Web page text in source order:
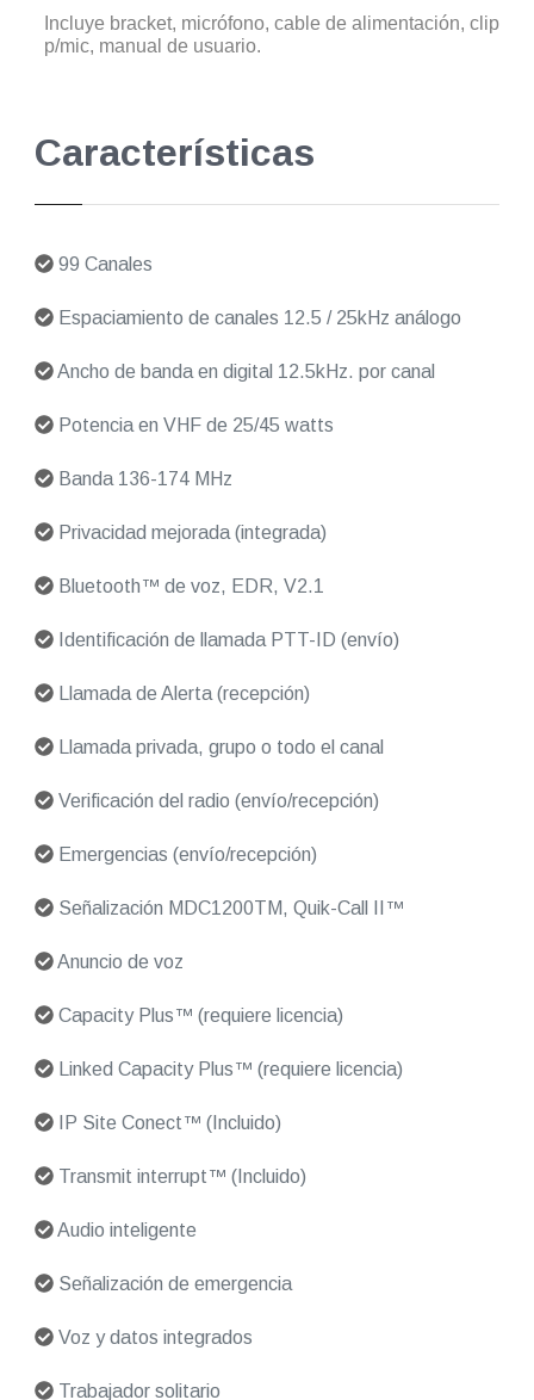
Incluye bracket, micrófono, cable de alimentación, clip
p/mic, manual de usuario.
Características
99 Canales
Espaciamiento de canales 12.5 / 25kHz análogo
Ancho de banda en digital 12.5kHz. por canal
Potencia en VHF de 25/45 watts
Banda 136-174 MHz
Privacidad mejorada (integrada)
Bluetooth™ de voz, EDR, V2.1
Identificación de llamada PTT-ID (envío)
Llamada de Alerta (recepción)
Llamada privada, grupo o todo el canal
Verificación del radio (envío/recepción)
Emergencias (envío/recepción)
Señalización MDC1200TM, Quik-Call II™
Anuncio de voz
Capacity Plus™ (requiere licencia)
Linked Capacity Plus™ (requiere licencia)
IP Site Conect™ (Incluido)
Transmit interrupt™ (Incluido)
Audio inteligente
Señalización de emergencia
Voz y datos integrados
Trabajador solitario